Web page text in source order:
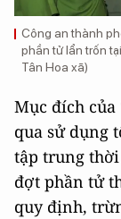
Công an thành
phần tử lẩn trốn
Tân Hoa xã)
Mục đích của
qua sử dụng
tập trung
đợt phần tử
quy định,